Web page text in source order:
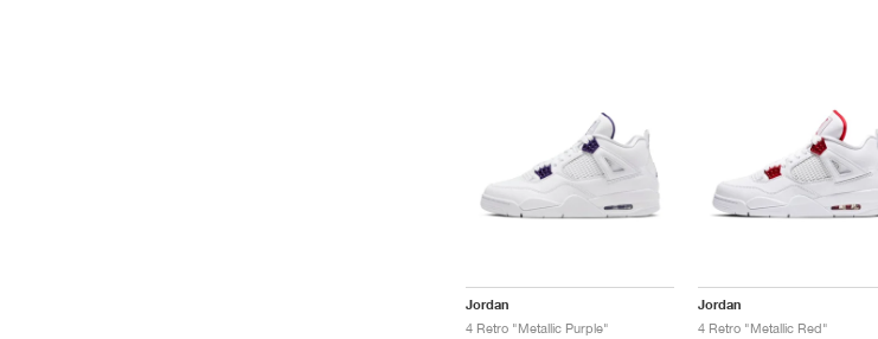
Jordan
4 Retro "Metallic Purple"
Jordan
4 Retro "Metallic Red"